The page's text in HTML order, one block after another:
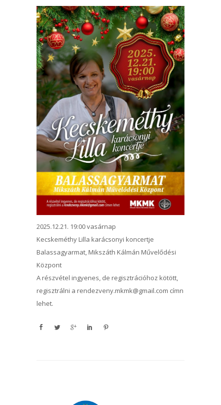
2025.12.21. 19:00 vasárnap
Kecskeméthy Lilla karácsonyi koncertje
Balassagyarmat, Mikszáth Kálmán Művelődési
Központ
A részvétel ingyenes, de regisztrációhoz kötött,
regisztrálni a rendezveny.mkmk@gmail.com címn
lehet.